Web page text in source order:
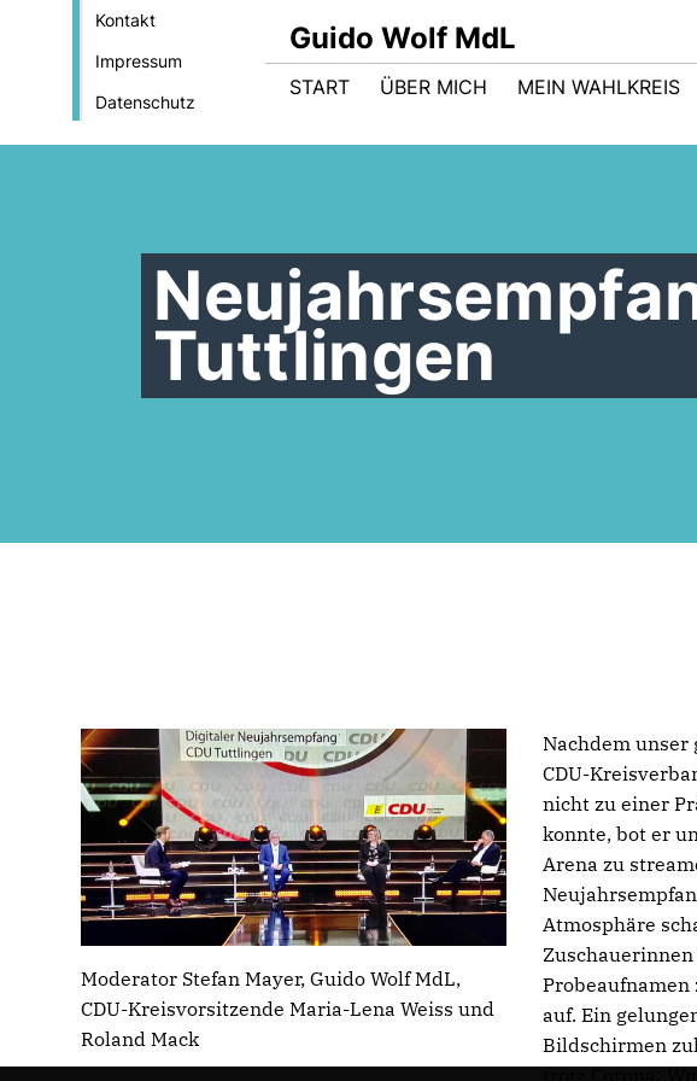
Kontakt
Impressum
Datenschutz
Guido Wolf MdL
START ÜBER MICH MEIN WAHLKREIS
Tuttlingen
Moderator Stefan Mayer, Guido Wolf MdL,
CDU-Kreisvorsitzende Maria-Lena Weiss und
Roland Mack
Nachdem unser
CDU-
nicht zu einer
konnte, bot er
Arena zu
Atmosphäre
auf. Ein
Bildschirmen